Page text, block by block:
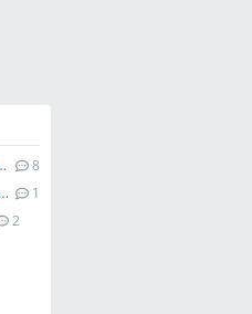
pre deti v Trnave 8
Odporúčania na tanečné kluby pre deti vo veku 5-6 rokov 1
2